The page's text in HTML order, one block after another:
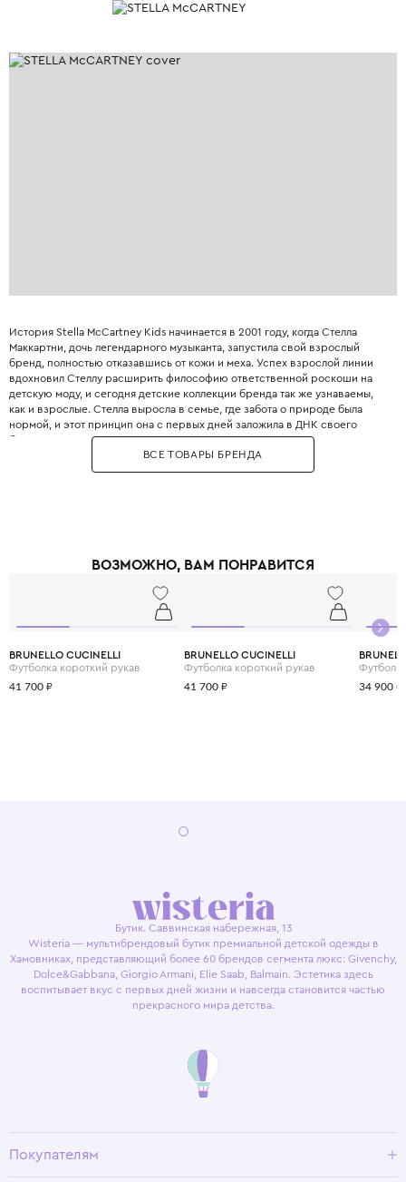
История Stella McCartney Kids начинается в 2001 году, когда Стелла
Маккартни, дочь легендарного музыканта, запустила свой взрослый
бренд, полностью отказавшись от кожи и меха. Успех взрослой линии
вдохновил Стеллу расширить философию ответственной роскоши на
детскую моду, и сегодня детские коллекции бренда так же узнаваемы,
как и взрослые. Стелла выросла в семье, где забота о природе была
нормой, и этот принцип она с первых дней заложила в ДНК своего
бренда. Бренд использует только инновационные экологичные
материалы: органический хлопок, переработанный полиэстер, вискозу
из вторичного сырья и запатентованные веганские материалы. Яркие
принципам slow fashion: каждая вещь остаётся актуальной не один
ВСЕ ТОВАРЫ БРЕНДА
ВОЗМОЖНО, ВАМ ПОНРАВИТСЯ
BRUNELLO CUCINELLI
Футболка короткий рукав
41 700 ₽
BRUNELLO CUCINELLI
Футболка короткий рукав
41 700 ₽ 34 900 ₽
Бутик. Саввинская набережная, 13
Wisteria — мультибрендовый бутик премиальной детской одежды в
Хамовниках, представляющий более 60 брендов сегмента люкс: Givenchy,
Dolce&Gabbana, Giorgio Armani, Elie Saab, Balmain. Эстетика здесь
воспитывает вкус с первых дней жизни и навсегда становится частью
прекрасного мира детства.
Покупателям